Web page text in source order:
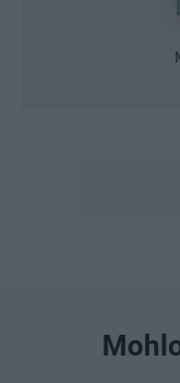
Môj